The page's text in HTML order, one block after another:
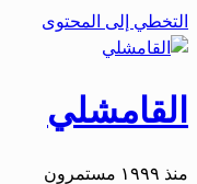
التخطي إلى المحتوى
القامشلي
منذ ١٩٩٩ مستمرون